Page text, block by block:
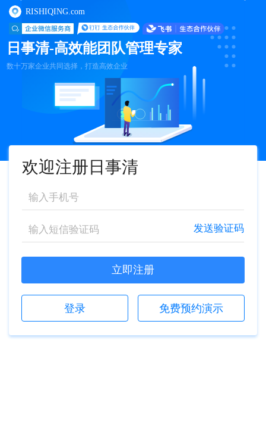
RISHIQING.com
日事清-高效能团队管理专家
数十万家企业共同选择，打造高效企业
欢迎注册日事清
发送验证码
立即注册
登录 免费预约演示